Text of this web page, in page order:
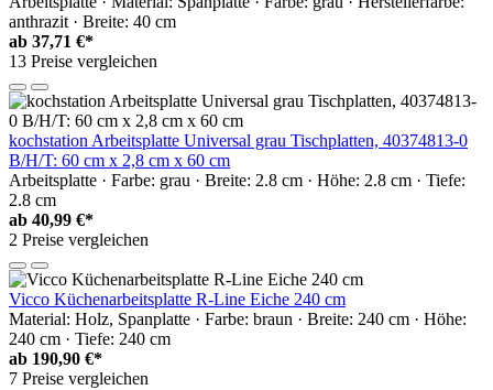
anthrazit · Breite: 40 cm
ab 37,71 €*
13 Preise vergleichen
kochstation Arbeitsplatte Universal grau Tischplatten, 40374813-0
B/H/T: 60 cm x 2,8 cm x 60 cm
Arbeitsplatte · Farbe: grau · Breite: 2.8 cm · Höhe: 2.8 cm · Tiefe:
2.8 cm
ab 40,99 €*
2 Preise vergleichen
Vicco Küchenarbeitsplatte R-Line Eiche 240 cm
Material: Holz, Spanplatte · Farbe: braun · Breite: 240 cm · Höhe:
240 cm · Tiefe: 240 cm
ab 190,90 €*
7 Preise vergleichen